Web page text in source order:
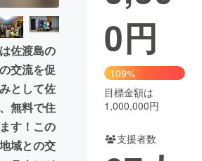
起業
・地域活性化
Good
CAMPFIRE Creation
さと納税machi-ya コミュニティ
佐渡島の
交流を促
として佐
無料で住
す！この
域との交
0円
109%
目標金額は
1,000,000円
支援者数